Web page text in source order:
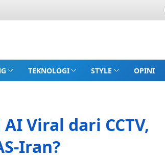
TEKNOLOGI STYLE OPINI
Viral dari CCTV,
Iran?